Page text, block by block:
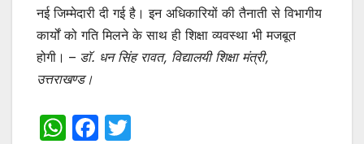
नई जिम्मेदारी दी गई है। इन अधिकारियों की तैनाती से विभागीय
कार्यों को गति मिलने के साथ ही शिक्षा व्यवस्था भी मजबूत
होगी। – डाॅ. धन सिंह रावत, विद्यालयी शिक्षा मंत्री,
उत्तराखण्ड।
W F